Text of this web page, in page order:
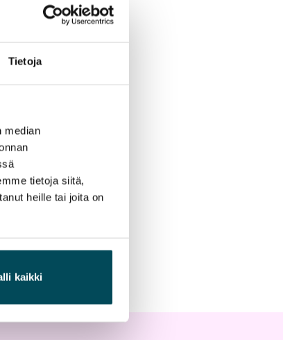
Tietoja
median
tietoja siitä,
heille tai joita on
kaikki